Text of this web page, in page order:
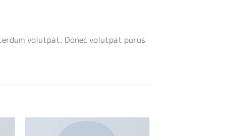
volutpat. Donec volutpat purus